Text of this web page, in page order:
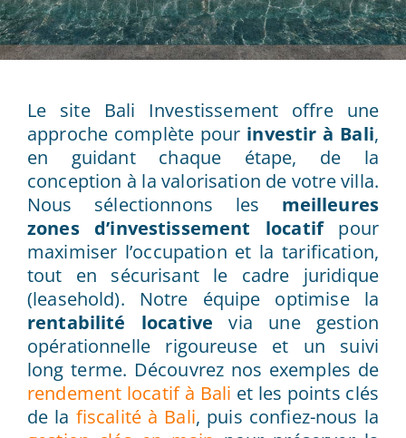
Le site Bali Investissement offre une
approche complète pour investir à Bali,
en guidant chaque étape, de la
conception à la valorisation de votre villa.
Nous sélectionnons les meilleures
zones d’investissement locatifpour
maximiser l’occupation et la tarification,
tout en sécurisant le cadre juridique
(leasehold). Notre équipe optimise la
rentabilité locative via une gestion
opérationnelle rigoureuse et un suivi
long terme. Découvrez nos exemples de
rendement locatif à Bali et les points clés
de la fiscalité à Bali, puis confiez-nous la